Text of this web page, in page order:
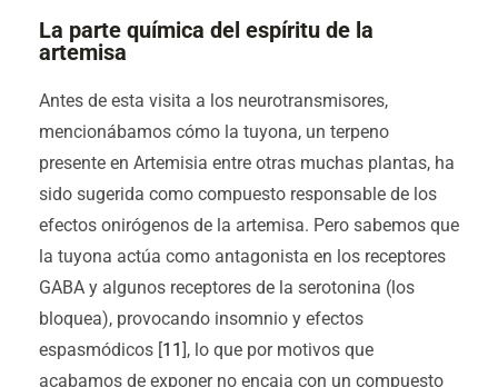
La parte química del espíritu de la
artemisa
Antes de esta visita a los neurotransmisores,
mencionábamos cómo la tuyona, un terpeno
presente en Artemisia entre otras muchas plantas, ha
sido sugerida como compuesto responsable de los
efectos onirógenos de la artemisa. Pero sabemos que
la tuyona actúa como antagonista en los receptores
GABA y algunos receptores de la serotonina (los
bloquea), provocando insomnio y efectos
espasmódicos [11], lo que por motivos que
acabamos de exponer no encaja con un compuesto